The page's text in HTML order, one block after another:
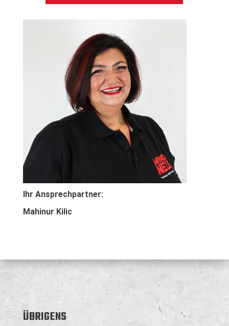
Ihr Ansprechpartner:
Mahinur Kilic
ÜBRIGENS